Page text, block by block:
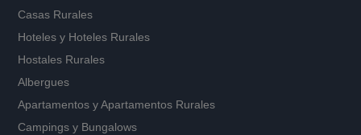
Casas Rurales
Hoteles y Hoteles Rurales
Hostales Rurales
Albergues
Apartamentos yApartamentos Rurales
Campings y Bungalows